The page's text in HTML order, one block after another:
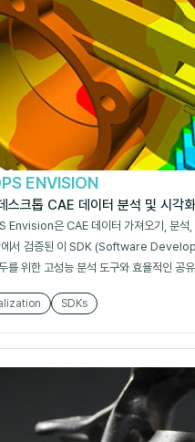
ENVISION
스크톱 CAE 데이터 분석 및 시각
Envision은 CAE 데이터 가져오기, 분석,
에서 검증된 이 SDK (Software
를 위한 고성능 분석 도구와 효율적인 공
SDKs